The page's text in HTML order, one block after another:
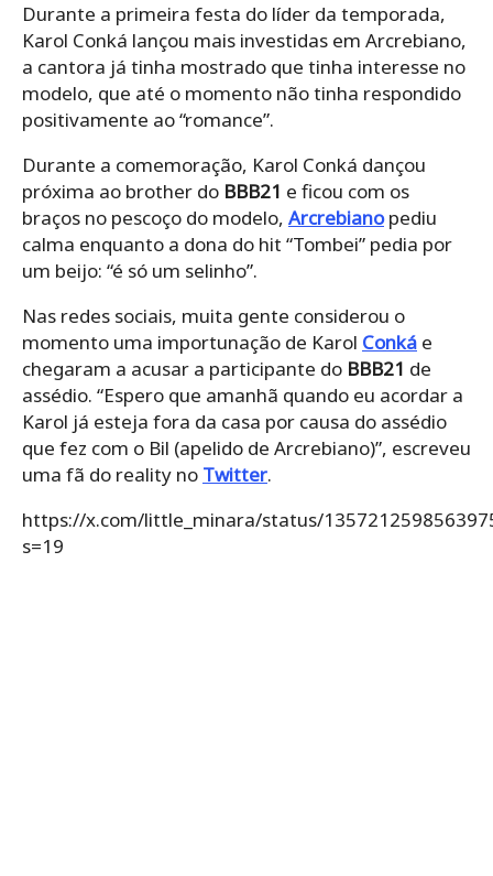
Durante a primeira festa do líder da temporada,
Karol Conká lançou mais investidas em Arcrebiano,
a cantora já tinha mostrado que tinha interesse no
modelo, que até o momento não tinha respondido
positivamente ao “romance”.
Durante a comemoração, Karol Conká dançou
próxima ao brother do BBB21 e ficou com os
braços no pescoço do modelo, Arcrebianopediu
calma enquanto a dona do hit “Tombei” pedia por
um beijo: “é só um selinho”.
Nas redes sociais, muita gente considerou o
momento uma importunação de Karol Conká e
chegaram a acusar a participante do BBB21 de
assédio. “Espero que amanhã quando eu acordar a
Karol já esteja fora da casa por causa do assédio
que fez com o Bil (apelido de Arcrebiano)”, escreveu
uma fã do reality no Twitter.
https://x.com/little_minara/status/
s=19